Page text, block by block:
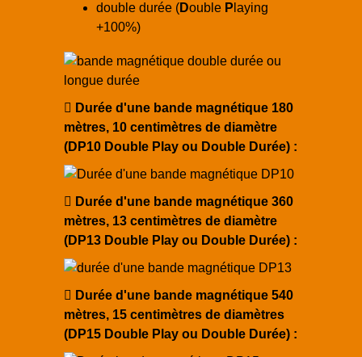
double durée (Double P laying
+100%)
Durée d'une bande magnétique 180
mètres, 10 centimètres de diamètre
(DP10 Double Play ou Double Durée) :
Durée d'une bande magnétique 360
mètres, 13 centimètres de diamètre
(DP13 Double Play ou Double Durée) :
Durée d'une bande magnétique 540
mètres, 15 centimètres de diamètres
(DP15 Double Play ou Double Durée) :